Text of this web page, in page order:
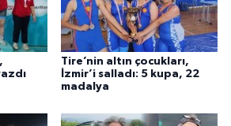
Tire’nin altın çocukları,
İzmir’i salladı: 5 kupa, 22
madalya